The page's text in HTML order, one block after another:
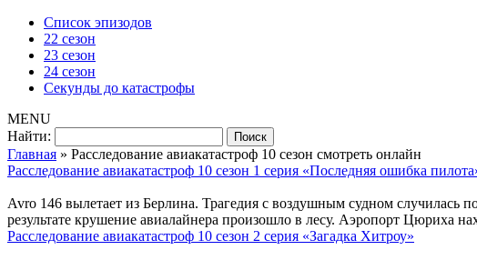
Список эпизодов
22 сезон
23 сезон
24 сезон
Секунды до катастрофы
MENU
Найти:
Главная » Расследование авиакатастроф 10 сезон смотреть онлайн
Расследование авиакатастроф 10 сезон 1 серия «Последняя ошибка
Avro 146 вылетает из Берлина. Трагедия с воздушным судном случилась
результате крушение авиалайнера произошло в лесу. Аэропорт Цюриха
Расследование авиакатастроф 10 сезон 2 серия «Загадка Хитроу»